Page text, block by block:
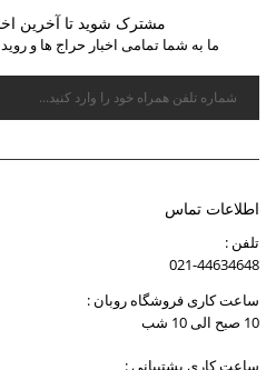
مشترک شوید تا آخرین
ما به شما تمامی اخبار حراج ها و
اطلاعات تماس
تلفن :
021-44634648
ساعت کاری فروشگاه روبان :
10 صبح الی 10 شب